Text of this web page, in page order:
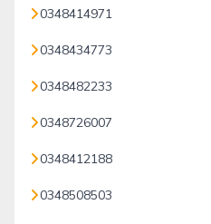
0348414971
0348434773
0348482233
0348726007
0348412188
0348508503